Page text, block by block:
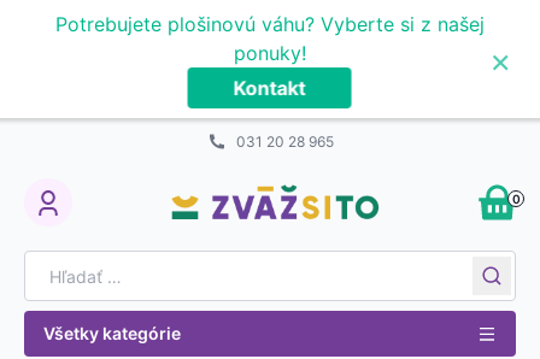
Potrebujete plošinovú váhu? Vyberte si z našej
ponuky!
Kontakt
×
031 20 28 965
My Account
0
Všetky kategórie